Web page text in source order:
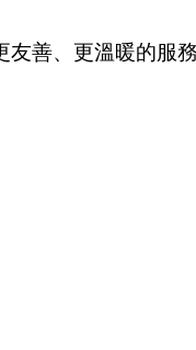
善、更溫暖的服